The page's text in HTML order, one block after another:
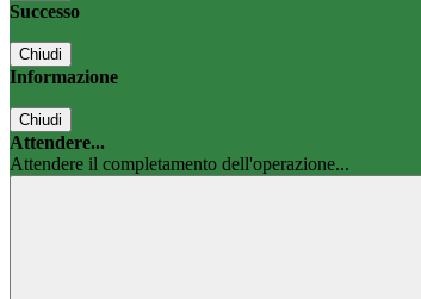
Successo
Chiudi
Informazione
Chiudi
Attendere...
Attendere il completamento dell'operazione...